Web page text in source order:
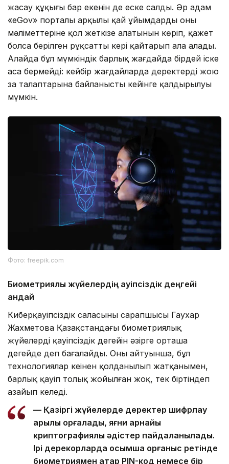
жасау құқығы бар екенін де еске салды. Әр адам
«eGov» порталы арқылы қай ұйымдардың оның
мәліметтеріне қол жеткізе алатынын көріп, қажет
болса берілген рұқсатты кері қайтарып ала алады.
Алайда бұл мүмкіндік барлық жағдайда бірдей іске
аса бермейді: кейбір жағдайларда деректерді жою
заң талаптарына байланысты кейінге қалдырылуы
мүмкін.
Фото: freepik.com
Биометриялық жүйелердің қауіпсіздік деңгейі
қандай
Киберқауіпсіздік саласының сарапшысы Гаухар
Жахметова Қазақстандағы биометриялық
жүйелердің қауіпсіздік деңгейін әзірге орташа
деңгейде деп бағалайды. Оның айтуынша, бұл
технологиялар кеңінен қолданылып жатқанымен,
барлық қауіп толық жойылған жоқ, тек біртіндеп
азайып келеді.
— Қазіргі жүйелерде деректер шифрлау
арқылы қорғалады, яғни арнайы
криптографиялық әдістер пайдаланылады.
Ірі дерекқорларда қосымша қорғаныс ретінде
биометриямен қатар PIN-код немесе бір